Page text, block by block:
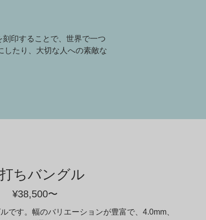
印することで、世界で一つ
したり、大切な人への素敵な
ちバングル
¥38,500〜
です。幅のバリエーションが豊富で、4.0mm、